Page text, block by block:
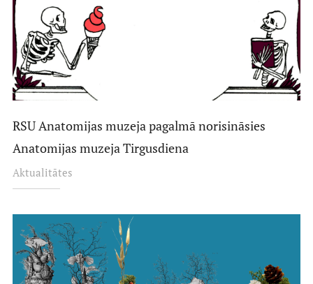
RSU Anatomijas muzeja pagalmā norisināsies
Anatomijas muzeja Tirgusdiena
Aktualitātes